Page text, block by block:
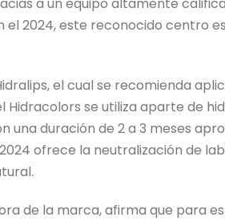
el 2024, este reconocido centro
el cual se recomienda
se utiliza aparte de
una duración de 2 a 3 meses
ofrece la neutralización de
de la marca, afirma que para